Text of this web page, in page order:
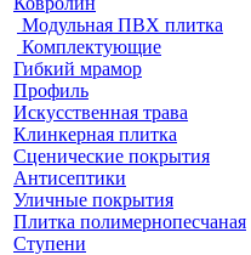
Модульная ПВХ плитка
Комплектующие
Гибкий мрамор
Профиль
Искусственная трава
Клинкерная плитка
Сценические покрытия
Антисептики
Уличные покрытия
Плитка полимернопесчаная
Ступени